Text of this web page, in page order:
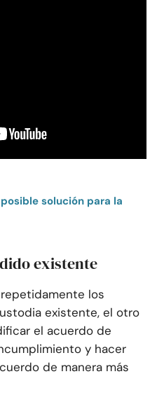
solución para la
existente
los
existente, el otro
el acuerdo de
y hacer
de manera más